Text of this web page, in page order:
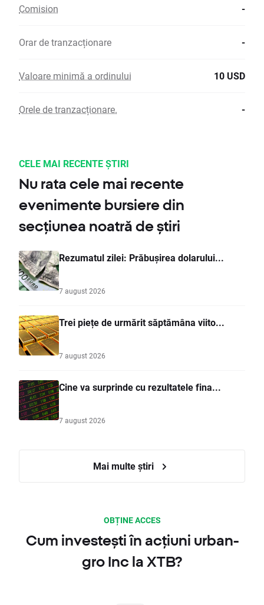
Comision -
Orar de tranzacționare -
Valoare minimă a ordinului 10 USD
Orele de tranzacționare. -
CELE MAI RECENTE ȘTIRI
Nu rata cele mai recente
evenimente bursiere din
secțiunea noatră de știri
Rezumatul zilei: Prăbușirea dolarului...
7 august 2026
Trei piețe de urmărit săptămâna viito...
7 august 2026
Cine va surprinde cu rezultatele fina...
7 august 2026
Mai multe știri
OBȚINE ACCES
Cum investești în acțiuni urban-
gro Inc la XTB?